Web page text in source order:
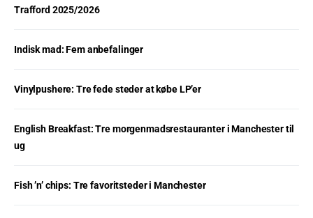
Trafford 2025/2026
Indisk mad: Fem anbefalinger
Vinylpushere: Tre fede steder at købe LP’er
English Breakfast: Tre morgenmadsrestauranter i Manchester til
ug
Fish ’n’ chips: Tre favoritsteder i Manchester